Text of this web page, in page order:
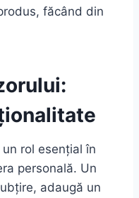
făcând din
rol esențial în
personală. Un
adaugă un